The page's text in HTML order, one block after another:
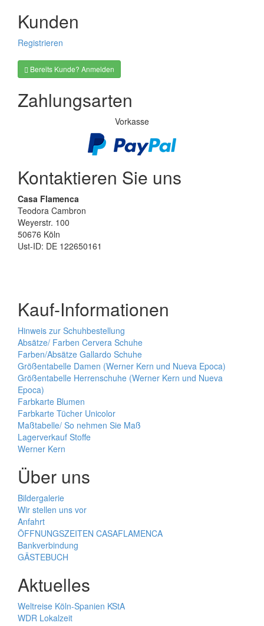
Kunden
Registrieren
Bereits Kunde? Anmelden
Zahlungsarten
Vorkasse
Kontaktieren Sie uns
Casa Flamenca
Teodora Cambron
Weyerstr. 100
50676 Köln
Ust-ID: DE 122650161
Kauf-Informationen
Hinweis zur Schuhbestellung
Absätze/ Farben Cervera Schuhe
Farben/Absätze Gallardo Schuhe
Größentabelle Damen (Werner Kern und Nueva Epoca)
Größentabelle Herrenschuhe (Werner Kern und Nueva
Epoca)
Farbkarte Blumen
Farbkarte Tücher Unicolor
Maßtabelle/ So nehmen Sie Maß
Lagerverkauf Stoffe
Werner Kern
Über uns
Bildergalerie
Wir stellen uns vor
Anfahrt
ÖFFNUNGSZEITEN CASAFLAMENCA
Bankverbindung
GÄSTEBUCH
Aktuelles
Weltreise Köln-Spanien KStA
WDR Lokalzeit